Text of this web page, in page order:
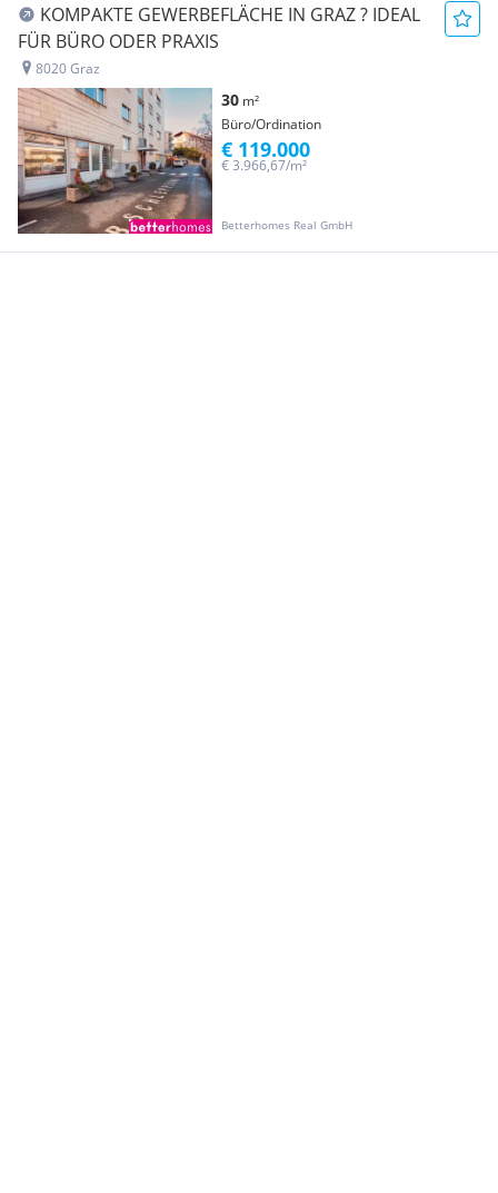
KOMPAKTE GEWERBEFLÄCHE IN GRAZ ? IDEAL
FÜR BÜRO ODER PRAXIS
8020 Graz
30 m²
Büro/Ordination
Betterhomes Real GmbH
€ 3.966,67/m²
€ 119.000